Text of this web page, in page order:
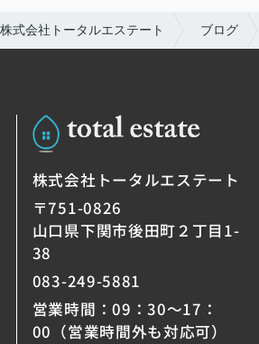
式会社トータルエステート ブログ
株式会社トータルエステート
〒751-0826
山口県下関市後田町２丁目1-
38
083-249-5881
営業時間：09：30～17：
00（営業時間外も対応可）